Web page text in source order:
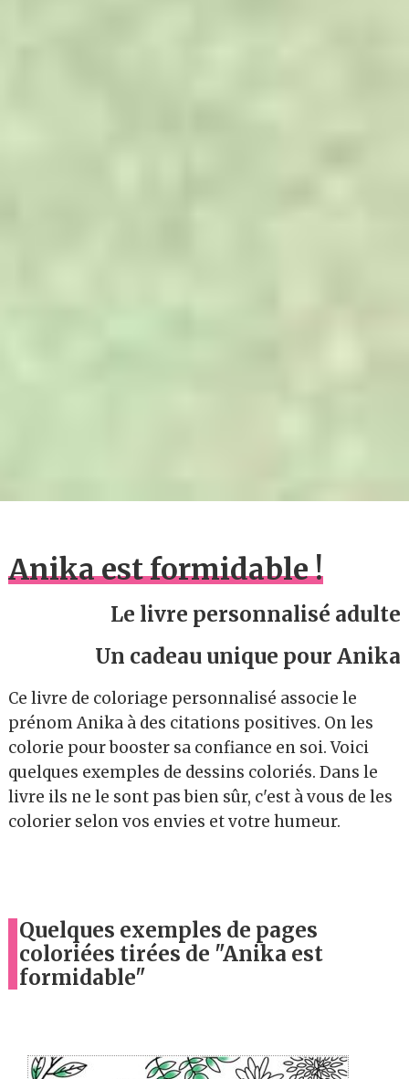
Anika est formidable !
Le livre personnalisé adulte
Un cadeau unique pour Anika
Ce livre de coloriage personnalisé associe le
prénom Anika à des citations positives. On les
colorie pour booster sa confiance en soi. Voici
quelques exemples de dessins coloriés. Dans le
livre ils ne le sont pas bien sûr, c'est à vous de les
colorier selon vos envies et votre humeur.
Quelques exemples de pages
coloriées tirées de "Anika est
formidable"